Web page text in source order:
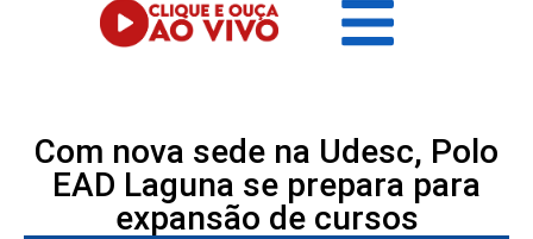
Com nova sede na Udesc, Polo
EAD Laguna se prepara para
expansão de cursos